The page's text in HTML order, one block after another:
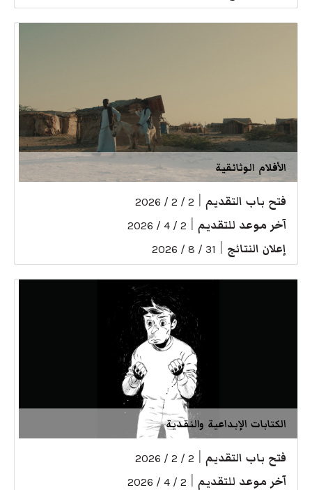
الأفلام الوثائقية
فتح باب التقديم 2 / 2 / 2026
آخر موعد للتقديم 2 / 4 / 2026
إعلان النتائج 31 / 8 / 2026
الكتابات الإبداعية والنقدية
فتح باب التقديم 2 / 2 / 2026
آخر موعد للتقديم 2 / 4 / 2026